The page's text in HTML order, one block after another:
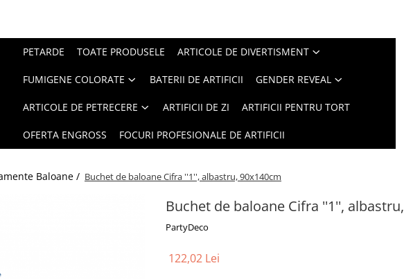
PETARDE TOATE PRODUSELE ARTICOLE DE DIVERTISMENT
FUMIGENE COLORATE BATERII DE ARTIFICII GENDER REVEAL
ARTICOLE DE PETRECERE ARTIFICII DE ZI ARTIFICII PENTRU TORT
OFERTA ENGROSS FOCURI PROFESIONALE DE ARTIFICII
Baloane / Buchet de baloane Cifra ''1'', albastru, 90x140cm
Buchet de baloane Cifra ''1'',
PartyDeco
122,02 Lei